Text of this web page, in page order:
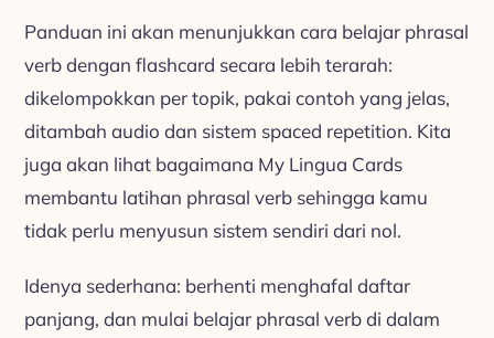
Panduan ini akan menunjukkan cara belajar phrasal
verb dengan flashcard secara lebih terarah:
dikelompokkan per topik, pakai contoh yang jelas,
ditambah audio dan sistem spaced repetition. Kita
juga akan lihat bagaimana My Lingua Cards
membantu latihan phrasal verb sehingga kamu
tidak perlu menyusun sistem sendiri dari nol.
Idenya sederhana: berhenti menghafal daftar
panjang, dan mulai belajar phrasal verb di dalam